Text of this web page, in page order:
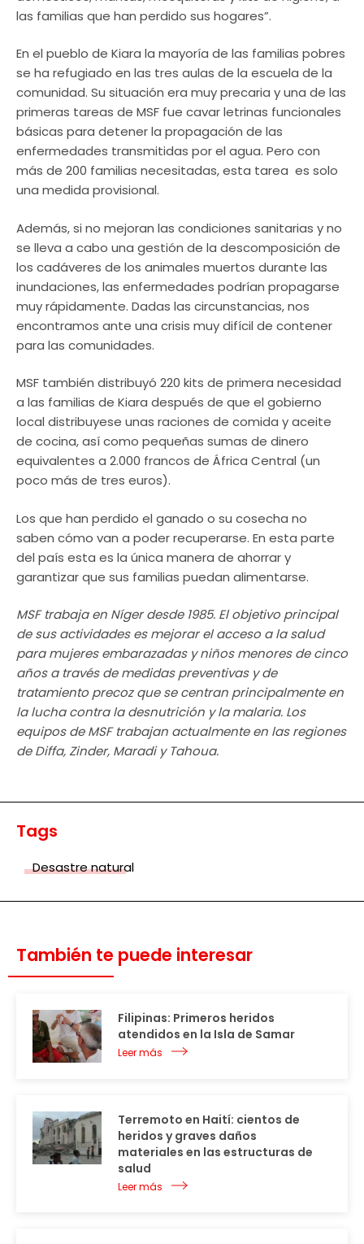
las familias que han perdido sus hogares”.
En el pueblo de Kiara la mayoría de las familias pobres
se ha refugiado en las tres aulas de la escuela de la
comunidad. Su situación era muy precaria y una de las
primeras tareas de MSF fue cavar letrinas funcionales
básicas para detener la propagación de las
enfermedades transmitidas por el agua. Pero con
más de 200 familias necesitadas, esta tarea es solo
una medida provisional.
Además, si no mejoran las condiciones sanitarias y no
se lleva a cabo una gestión de la descomposición de
los cadáveres de los animales muertos durante las
inundaciones, las enfermedades podrían propagarse
muy rápidamente. Dadas las circunstancias, nos
encontramos ante una crisis muy difícil de contener
para las comunidades.
MSF también distribuyó 220 kits de primera necesidad
a las familias de Kiara después de que el gobierno
local distribuyese unas raciones de comida y aceite
de cocina, así como pequeñas sumas de dinero
equivalentes a 2.000 francos de África Central (un
poco más de tres euros).
Los que han perdido el ganado o su cosecha no
saben cómo van a poder recuperarse. En esta parte
del país esta es la única manera de ahorrar y
garantizar que sus familias puedan alimentarse.
MSF trabaja en Níger desde 1985. El objetivo principal
de sus actividades es mejorar el acceso a la salud
para mujeres embarazadas y niños menores de cinco
años a través de medidas preventivas y de
tratamiento precoz que se centran principalmente en
la lucha contra la desnutrición y la malaria. Los
equipos de MSF trabajan actualmente en las regiones
de Diffa, Zinder, Maradi y Tahoua.
Tags
Desastre natural
También te puede interesar
Filipinas: Primeros heridos
atendidos en la Isla de Samar
Leer más
Terremoto en Haití: cientos de
heridos y graves daños
materiales en las estructuras de
salud
Leer más